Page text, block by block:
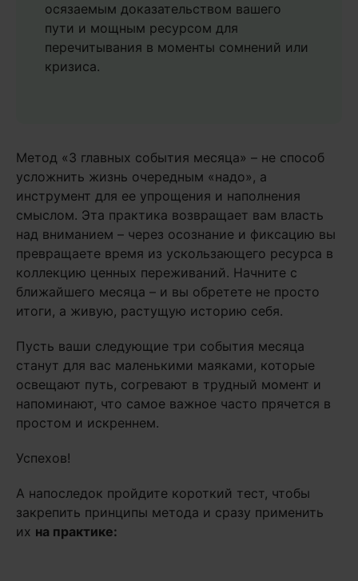
осязаемым доказательством вашего
пути и мощным ресурсом для
перечитывания в моменты сомнений или
кризиса.
Метод «3 главных события месяца» – не способ
усложнить жизнь очередным «надо», а
инструмент для ее упрощения и наполнения
смыслом. Эта практика возвращает вам власть
над вниманием – через осознание и фиксацию вы
превращаете время из ускользающего ресурса в
коллекцию ценных переживаний. Начните с
ближайшего месяца – и вы обретете не просто
итоги, а живую, растущую историю себя.
Пусть ваши следующие три события месяца
станут для вас маленькими маяками, которые
освещают путь, согревают в трудный момент и
напоминают, что самое важное часто прячется в
простом и искреннем.
Успехов!
А напоследок пройдите короткий тест, чтобы
закрепить принципы метода и сразу применить
их на практике: